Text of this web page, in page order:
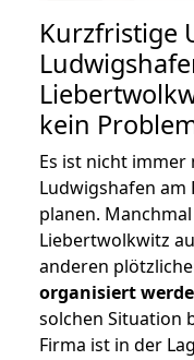
Kurzfristige
kein
Es ist nicht immer
Ludwigshafen am
planen.
Liebertwolkwitz
anderen
organisiert
solchen Situation
Firma ist in der